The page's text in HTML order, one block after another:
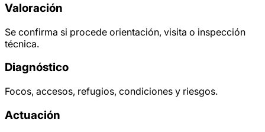
Valoración
Se confirma si procede orientación, visita o inspección
técnica.
Diagnóstico
Focos, accesos, refugios, condiciones y riesgos.
Actuación